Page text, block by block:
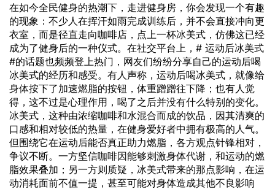
在如今全民健身的热潮下，走进健身房，你会发现一个有趣
的现象：不少人在挥汗如雨完成训练后，并不会直接冲向更
衣室，而是径直走向咖啡店，点上一杯冰美式，仿佛这已经
成为了健身后的一种仪式。在社交平台上，# 运动后冰美式
#的话题也频频登上热门，网友们纷纷分享自己的运动后喝
冰美式的经历和感受。有人声称，运动后喝冰美式，就像给
身体按下了加速燃脂的按钮，体重蹭蹭往下降；也有人觉
得，这不过是心理作用，喝了之后并没有什么特别的变化。
冰美式，这种由浓缩咖啡和水混合而成的饮品，因其清爽的
口感和相对较低的热量，在健身爱好者中拥有极高的人气。
但围绕它在运动后能否真正助力燃脂，各方观点针锋相对，
争议不断。一方坚信咖啡因能够刺激身体代谢，和运动的燃
脂效果叠加；另一方则质疑，冰美式带来的那点影响，在运
动消耗面前不值一提，甚至可能对身体造成其他不良影响